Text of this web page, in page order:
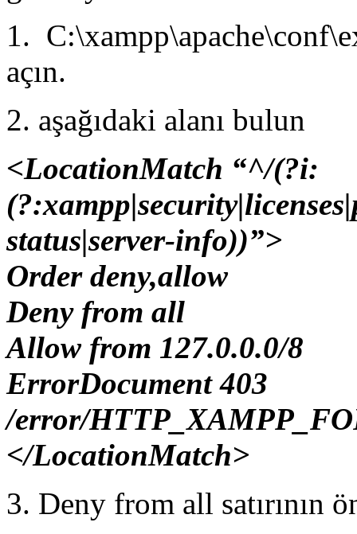
1.
açın.
2. aşağıdaki alanı bulun
<LocationMatch “^/(?i:
status|server-info))”>
Order deny,allow
Deny from all
Allow from 127.0.0.0/8
ErrorDocument 403
/error/
</LocationMatch>
3. Deny from all satırının